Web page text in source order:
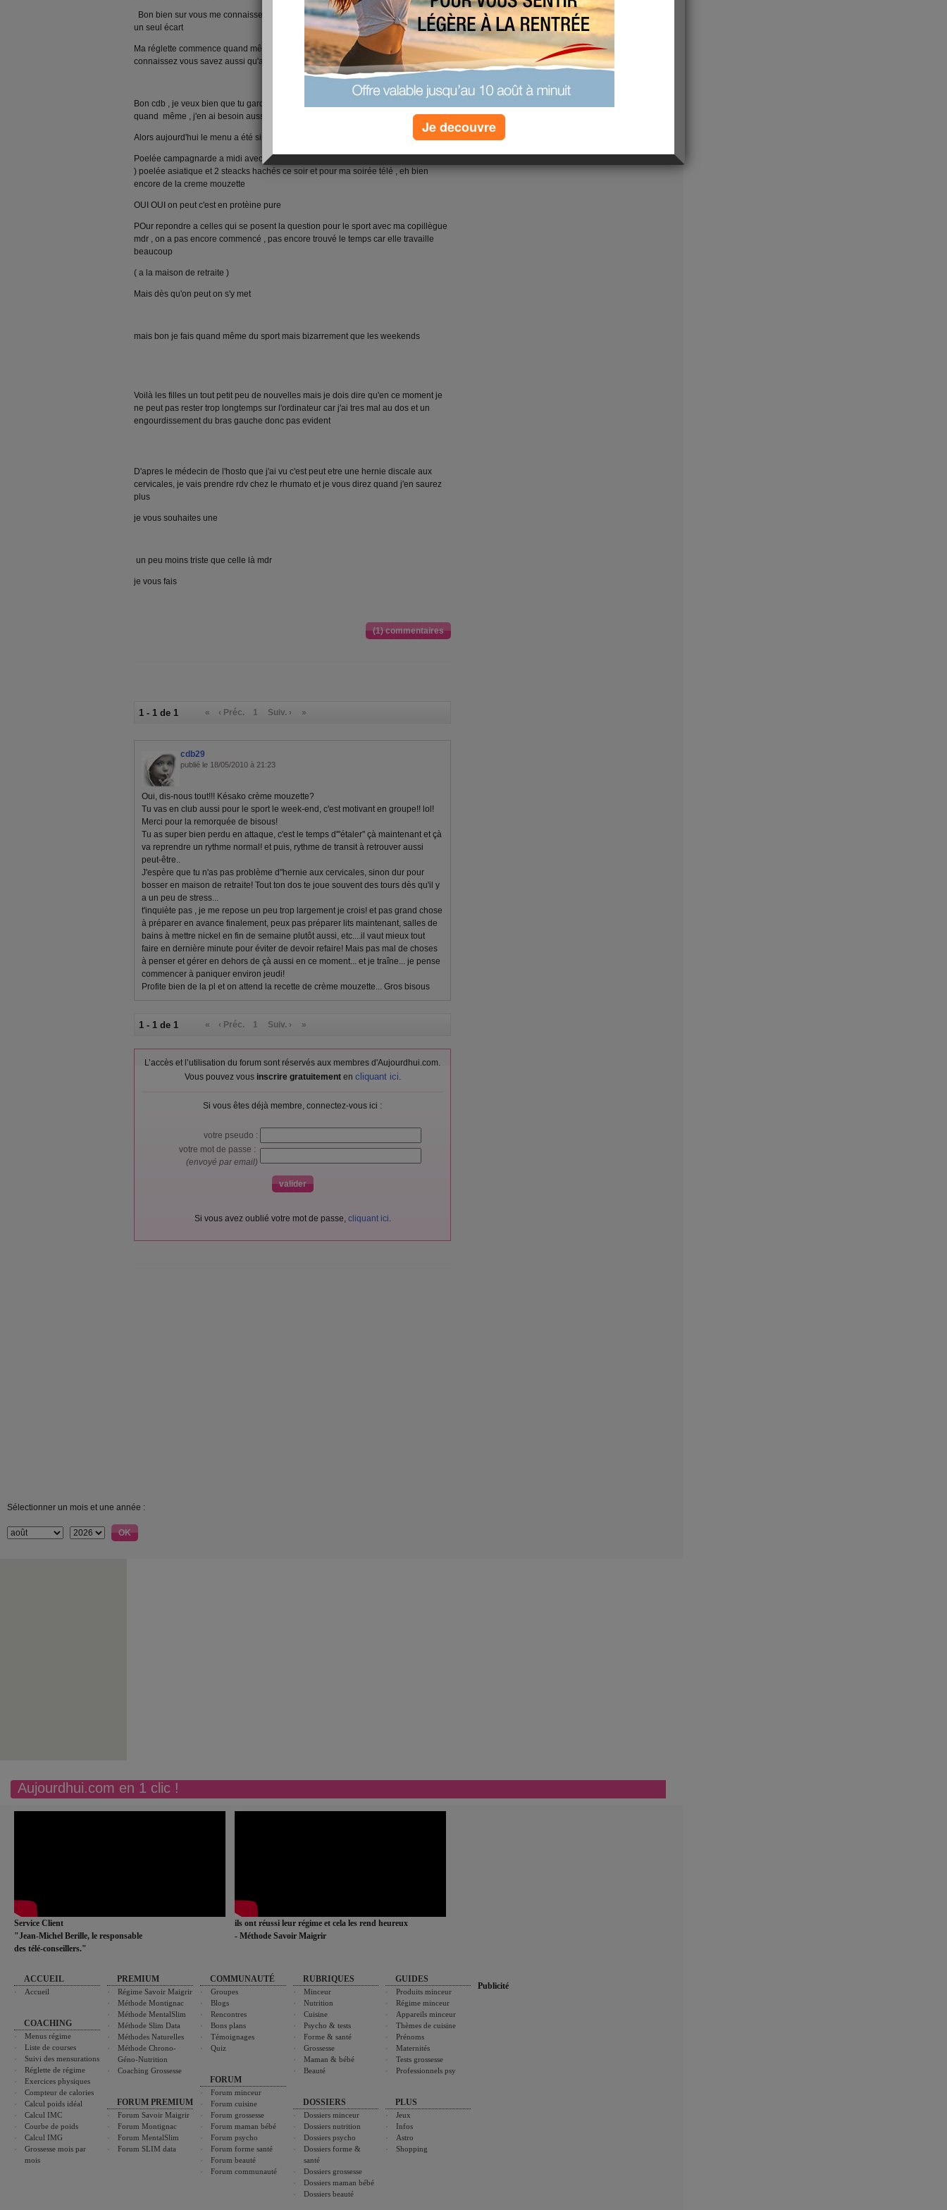
Bon bien sur vous me connaissez quand je fais régime , je fais régime donc pas
un seul écart
Ma réglette commence quand même a bouger un peu mais comme vous me
connaissez vous savez aussi qu'avec moi rien ne va assez vite
Bon cdb , je veux bien que tu garde encore un peu la fée mais pas trop longtemps
quand même , j'en ai besoin aussi de ses supers pouvoirs ......
Alors aujourd'hui le menu a été simple
Poelée campagnarde a midi avec 2 steacks hachés , creme mouzette a 16h ( miam
) poelée asiatique et 2 steacks hachés ce soir et pour ma soirée télé , eh bien
encore de la creme mouzette
OUI OUI on peut c'est en protèine pure
POur repondre a celles qui se posent la question pour le sport avec ma copillègue
mdr , on a pas encore commencé , pas encore trouvé le temps car elle travaille
beaucoup
( a la maison de retraite )
Mais dès qu'on peut on s'y met
mais bon je fais quand même du sport mais bizarrement que les weekends
Voilà les filles un tout petit peu de nouvelles mais je dois dire qu'en ce moment je
ne peut pas rester trop longtemps sur l'ordinateur car j'ai tres mal au dos et un
engourdissement du bras gauche donc pas evident
D'apres le médecin de l'hosto que j'ai vu c'est peut etre une hernie discale aux
cervicales, je vais prendre rdv chez le rhumato et je vous direz quand j'en saurez
plus
je vous souhaites une
un peu moins triste que celle là mdr
je vous fais
(1) commentaires
1 - 1 de 1 « ‹ Préc. 1 Suiv. › »
cdb29
publié le 18/05/2010 à 21:23
Oui, dis-nous tout!!! Késako crème mouzette?
Tu vas en club aussi pour le sport le week-end, c'est motivant en groupe!! lol!
Merci pour la remorquée de bisous!
Tu as super bien perdu en attaque, c'est le temps d'"étaler" çà maintenant et çà
va reprendre un rythme normal! et puis, rythme de transit à retrouver aussi
peut-être..
J'espère que tu n'as pas problème d"hernie aux cervicales, sinon dur pour
bosser en maison de retraite! Tout ton dos te joue souvent des tours dès qu'il y
a un peu de stress...
t'inquiète pas , je me repose un peu trop largement je crois! et pas grand chose
à préparer en avance finalement, peux pas préparer lits maintenant, salles de
bains à mettre nickel en fin de semaine plutôt aussi, etc....il vaut mieux tout
faire en dernière minute pour éviter de devoir refaire! Mais pas mal de choses
à penser et gérer en dehors de çà aussi en ce moment... et je traîne... je pense
commencer à paniquer environ jeudi!
Profite bien de la pl et on attend la recette de crème mouzette... Gros bisous
1 - 1 de 1 « ‹ Préc. 1 Suiv. › »
L’accès et l’utilisation du forum sont réservés aux membres d'Aujourdhui.com.
Vous pouvez vous inscrire gratuitementen cliquant ici.
Si vous êtes déjà membre, connectez-vous ici :
votre pseudo :
votre mot de passe :
(envoyé par email)
Si vous avez oublié votre mot de passe, cliquant ici.
Sélectionner un mois et une année :
Aujourdhui.com en 1 clic !
Service Client
"Jean-Michel Berille, le responsable
des télé-conseillers."
ils ont réussi leur régime et cela les rend heureux
- Méthode Savoir Maigrir
ACCUEIL
Accueil
COACHING
Menus régime
Liste de courses
Suivi des mensurations
Réglette de régime
Exercices physiques
Compteur de calories
Calcul poids idéal
Calcul IMC
Courbe de poids
Calcul IMG
Grossesse mois par
mois
PREMIUM
Régime Savoir Maigrir
Méthode Montignac
Méthode MentalSlim
Méthode Slim Data
Méthodes Naturelles
Méthode Chrono-
Géno-Nutrition
Coaching Grossesse
FORUM PREMIUM
Forum Savoir Maigrir
Forum Montignac
Forum MentalSlim
Forum SLIM data
COMMUNAUTÉ
Groupes
Blogs
Rencontres
Bons plans
Témoignages
Quiz
FORUM
Forum minceur
Forum cuisine
Forum grossesse
Forum maman bébé
Forum psycho
Forum forme santé
Forum beauté
Forum communauté
RUBRIQUES
Minceur
Nutrition
Cuisine
Psycho & tests
Forme & santé
Grossesse
Maman & bébé
Beauté
DOSSIERS
Dossiers minceur
Dossiers nutrition
Dossiers psycho
Dossiers forme &
santé
Dossiers grossesse
Dossiers maman bébé
Dossiers beauté
GUIDES
Produits minceur
Régime minceur
Appareils minceur
Thèmes de cuisine
Prénoms
Maternités
Tests grossesse
Professionnels psy
PLUS
Jeux
Infos
Astro
Shopping
Publicité
Je decouvre